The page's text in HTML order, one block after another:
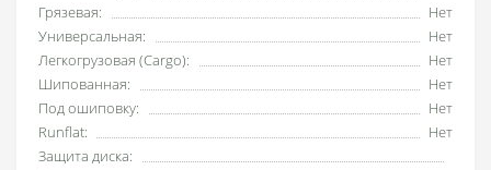
Грязевая:
Нет
Универсальная:
Нет
Легкогрузовая (Cargo):
Нет
Шипованная:
Нет
Под ошиповку:
Нет
Runflat:
Нет
Защита диска: